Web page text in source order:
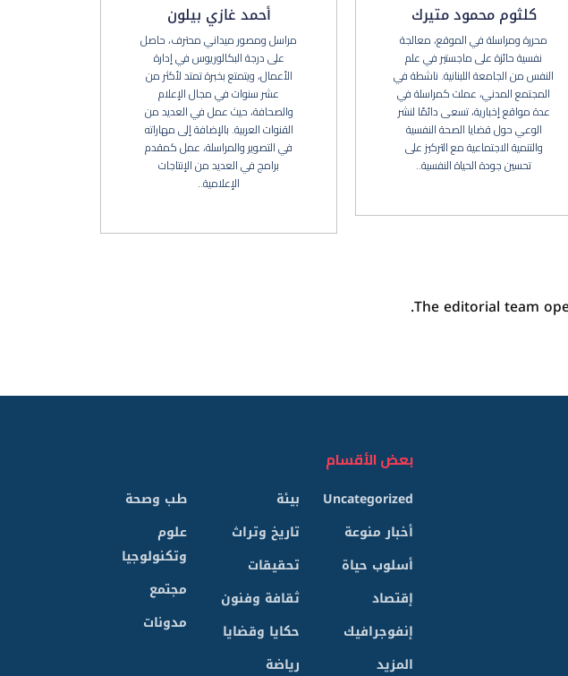
كلثوم محمود متيرك
محررة ومراسلة في الموقع، معالجة
نفسية حائزة على ماجستير في علم
النفس من الجامعة اللبنانية. ناشطة في
المجتمع المدني، عملت كمراسلة في
عدة مواقع إخبارية، تسعى دائمًا لنشر
الوعي حول قضايا الصحة النفسية
والتنمية الاجتماعية مع التركيز على
تحسين جودة الحياة النفسية..
أحمد غازي بيلون
مراسل ومصور ميداني محترف، حاصل
على درجة البكالوريوس في إدارة
الأعمال، ويتمتع بخبرة تمتد لأكثر من
عشر سنوات في مجال الإعلام
والصحافة، حيث عمل في العديد من
القنوات العربية. بالإضافة إلى مهاراته
في التصوير والمراسلة، عمل كمقدم
برامج في العديد من الإنتاجات
الإعلامية..
The editorial team
بعض الأقسام
Uncategorized
أخبار منوعة
أسلوب حياة
إقتصاد
إنفوجرافيك
المزيد
بيئة
تاريخ وتراث
تحقيقات
ثقافة وفنون
حكايا وقضايا
رياضة
طب وصحة
علوم
وتكنولوجيا
مجتمع
مدونات